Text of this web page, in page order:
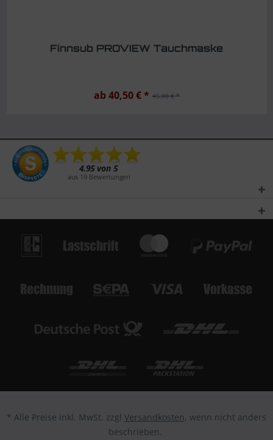
Finnsub PROVIEW Tauchmaske
45,00 € *
ab 40,50 € *
* Alle Preise inkl. MwSt. zzgl Versandkosten, wenn nicht anders
beschrieben.